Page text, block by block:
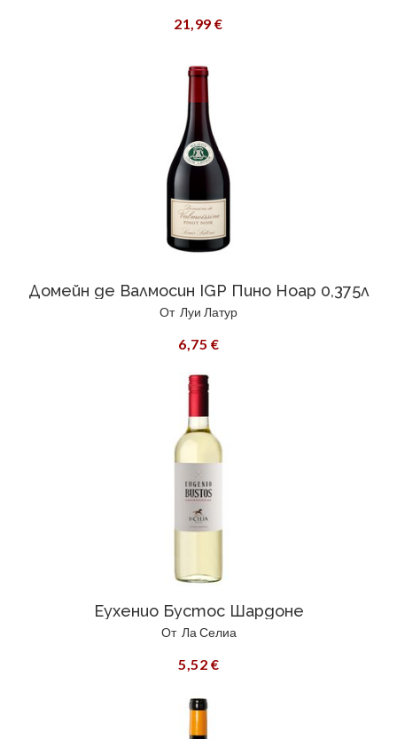
21,99 €
Домейн де Валмосин IGP Пино Ноар 0,375л
От Луи Латур
6,75 €
Еухенио Бустос Шардоне
От Ла Селиа
5,52 €